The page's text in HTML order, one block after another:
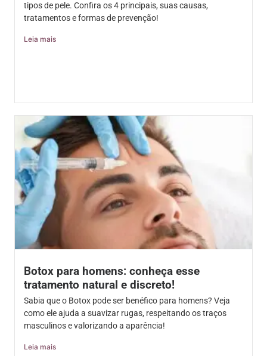
tipos de pele. Confira os 4 principais, suas causas,
tratamentos e formas de prevenção!
Leia mais
Botox para homens: conheça esse
tratamento natural e discreto!
Sabia que o Botox pode ser benéfico para homens? Veja
como ele ajuda a suavizar rugas, respeitando os traços
masculinos e valorizando a aparência!
Leia mais